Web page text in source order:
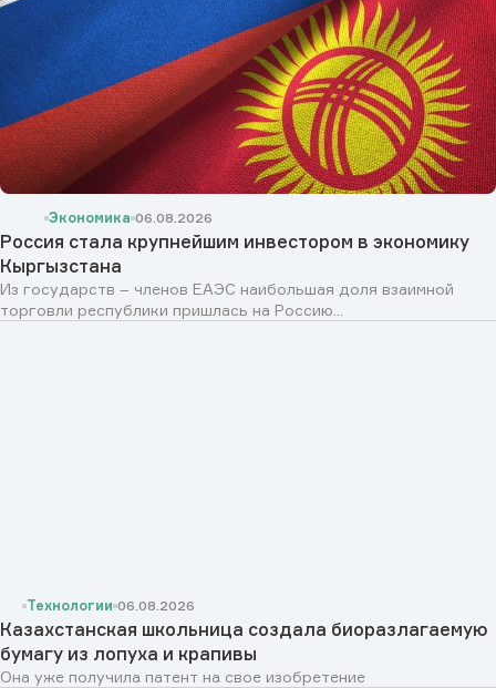
Экономика 06.08.2026
Россия стала крупнейшим инвестором в экономику
Кыргызстана
Из государств – членов ЕАЭС наибольшая доля взаимной
торговли республики пришлась на Россию...
Технологии 06.08.2026
Казахстанская школьница создала биоразлагаемую
бумагу из лопуха и крапивы
Она уже получила патент на свое изобретение